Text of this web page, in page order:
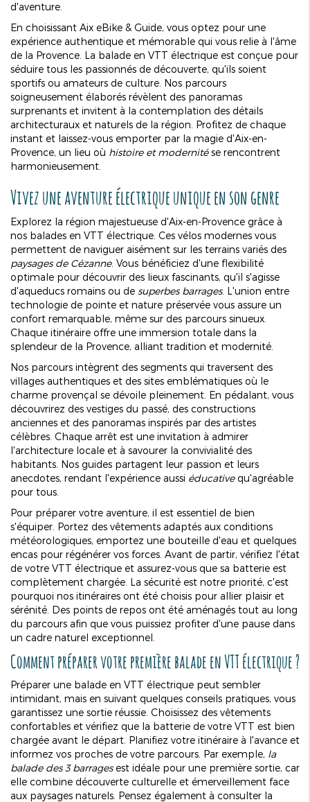
d'aventure.
En choisissant Aix eBike & Guide, vous optez pour une
expérience authentique et mémorable qui vous relie à l'âme
de la Provence. La balade en VTT électrique est conçue pour
séduire tous les passionnés de découverte, qu'ils soient
sportifs ou amateurs de culture. Nos parcours
soigneusement élaborés révèlent des panoramas
surprenants et invitent à la contemplation des détails
architecturaux et naturels de la région. Profitez de chaque
instant et laissez-vous emporter par la magie d'Aix-en-
Provence, un lieu où histoire et modernitése rencontrent
harmonieusement.
Vivez une aventure électrique unique en son genre
Explorez la région majestueuse d'Aix-en-Provence grâce à
nos balades en VTT électrique. Ces vélos modernes vous
permettent de naviguer aisément sur les terrains variés des
paysages de Cézanne. Vous bénéficiez d'une flexibilité
optimale pour découvrir des lieux fascinants, qu'il s'agisse
d'aqueducs romains ou de superbes barrages. L'union entre
technologie de pointe et nature préservée vous assure un
confort remarquable, même sur des parcours sinueux.
Chaque itinéraire offre une immersion totale dans la
splendeur de la Provence, alliant tradition et modernité.
Nos parcours intègrent des segments qui traversent des
villages authentiques et des sites emblématiques où le
charme provençal se dévoile pleinement. En pédalant, vous
découvrirez des vestiges du passé, des constructions
anciennes et des panoramas inspirés par des artistes
célèbres. Chaque arrêt est une invitation à admirer
l'architecture locale et à savourer la convivialité des
habitants. Nos guides partagent leur passion et leurs
anecdotes, rendant l'expérience aussi éducativequ'agréable
pour tous.
Pour préparer votre aventure, il est essentiel de bien
s'équiper. Portez des vêtements adaptés aux conditions
météorologiques, emportez une bouteille d'eau et quelques
encas pour régénérer vos forces. Avant de partir, vérifiez l'état
de votre VTT électrique et assurez-vous que sa batterie est
complètement chargée. La sécurité est notre priorité, c'est
pourquoi nos itinéraires ont été choisis pour allier plaisir et
sérénité. Des points de repos ont été aménagés tout au long
du parcours afin que vous puissiez profiter d'une pause dans
un cadre naturel exceptionnel.
Comment préparer votre première balade en VTT électrique ?
Préparer une balade en VTT électrique peut sembler
intimidant, mais en suivant quelques conseils pratiques, vous
garantissez une sortie réussie. Choisissez des vêtements
confortables et vérifiez que la batterie de votre VTT est bien
chargée avant le départ. Planifiez votre itinéraire à l'avance et
informez vos proches de votre parcours. Par exemple, la
balade des 3 barragesest idéale pour une première sortie, car
elle combine découverte culturelle et émerveillement face
aux paysages naturels. Pensez également à consulter la